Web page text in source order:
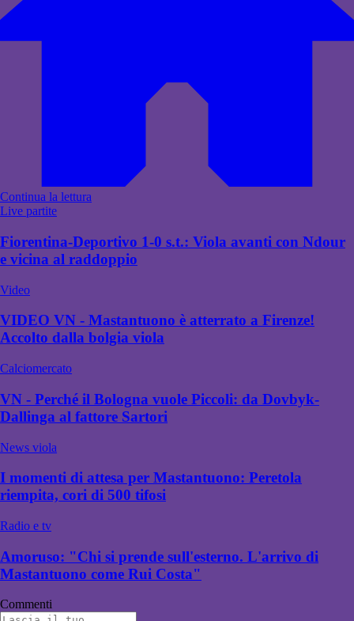
Continua la lettura
Live partite
Fiorentina-Deportivo 1-0 s.t.: Viola avanti con Ndour
e vicina al raddoppio
Video
VIDEO VN - Mastantuono è atterrato a Firenze!
Accolto dalla bolgia viola
Calciomercato
VN - Perché il Bologna vuole Piccoli: da Dovbyk-
Dallinga al fattore Sartori
News viola
I momenti di attesa per Mastantuono: Peretola
riempita, cori di 500 tifosi
Radio e tv
Amoruso: "Chi si prende sull'esterno. L'arrivo di
Mastantuono come Rui Costa"
Commenti